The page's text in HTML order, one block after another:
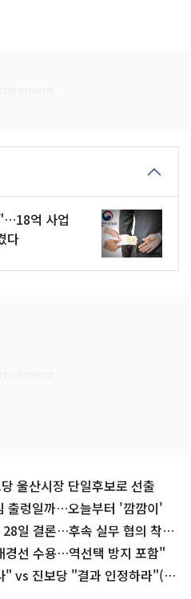
억 사업
다
울산시장 단일후보로 선출
출렁일까…오늘부터 '깜깜이'
28일 결론…후속 실무 협의 착수
경선 수용…역선택 방지 포함"
" vs 진보당 "결과 인정하라"(종